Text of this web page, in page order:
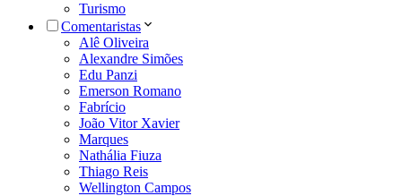
Turismo
Comentaristas
Alê Oliveira
Alexandre Simões
Edu Panzi
Emerson Romano
Fabrício
João Vitor Xavier
Marques
Nathália Fiuza
Thiago Reis
Wellington Campos